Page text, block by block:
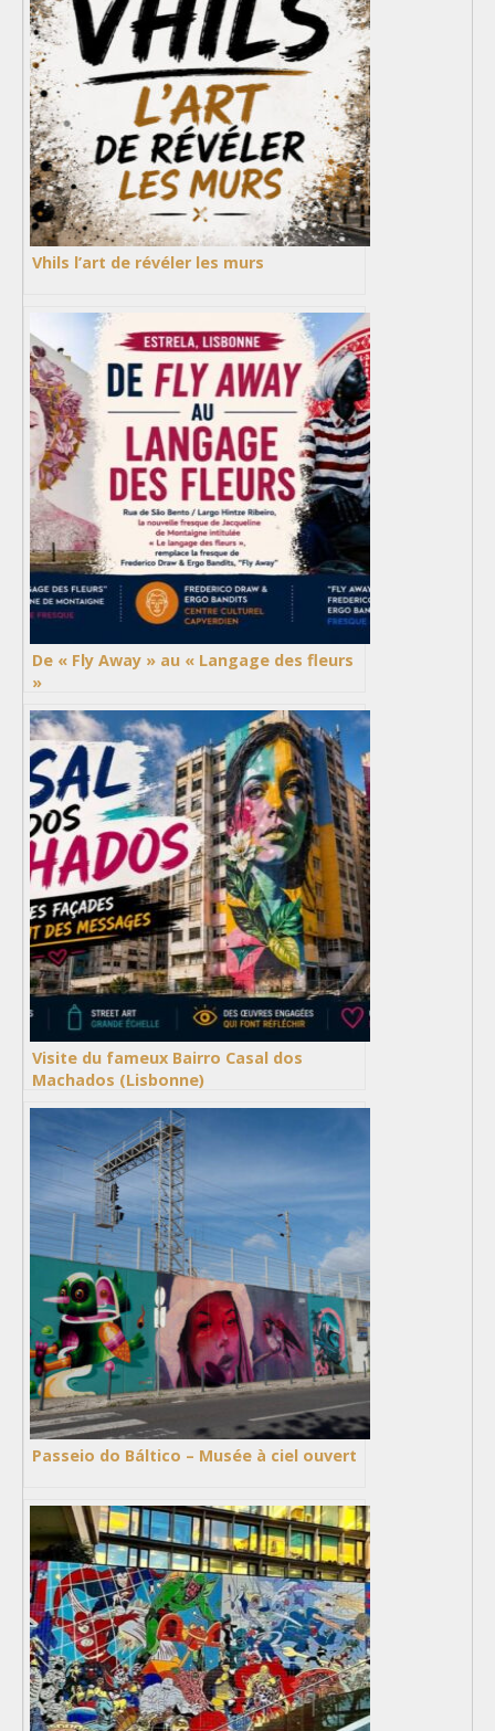
Vhils l’art de révéler les murs
De « Fly Away » au « Langage des fleurs
»
Visite du fameux Bairro Casal dos
Machados (Lisbonne)
Passeio do Báltico – Musée à ciel ouvert